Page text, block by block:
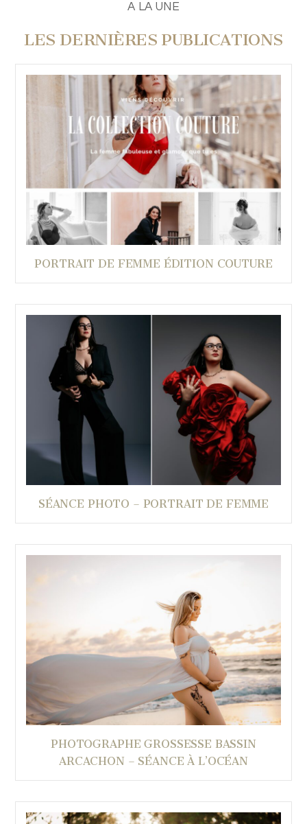
A LA UNE
LES DERNIÈRES PUBLICATIONS
PORTRAIT DE FEMME ÉDITION COUTURE
SÉANCE PHOTO – PORTRAIT DE FEMME
PHOTOGRAPHE GROSSESSE BASSIN
ARCACHON – SÉANCE À L’OCÉAN